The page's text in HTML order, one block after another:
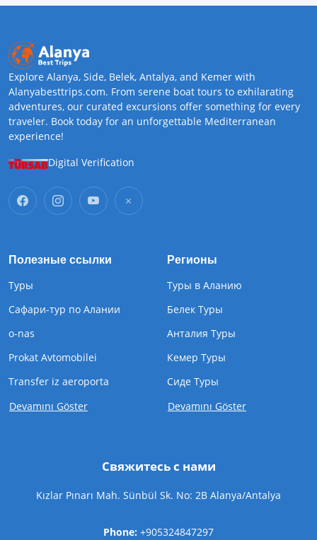
Explore Alanya, Side, Belek, Antalya, and Kemer with
Alanyabesttrips.com. From serene boat tours to exhilarating
adventures, our curated excursions offer something for every
traveler. Book today for an unforgettable Mediterranean
experience!
Digital Verification
Полезные ссылки
Туры
Сафари-тур по Алании
o-nas
Prokat Avtomobilei
Transfer iz aeroporta
Devamını Göster
Регионы
Туры в Аланию
Белек Туры
Анталия Туры
Кемер Туры
Cиде Туры
Devamını Göster
Свяжитесь с нами
Kızlar Pınarı Mah. Sünbül Sk. No: 2B Alanya/Antalya
Phone: +905324847297